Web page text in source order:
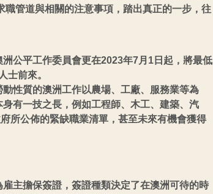
管道與相關的注意事項，踏出真正的一步，往
公平工作委員會更在2023年7月1日起，將最低
士前來。
性質的澳洲工作以農場、工廠、服務業等為
有一技之長，例如工程師、木工、建築、汽
所公佈的緊缺職業清單，甚至未來有機會獲得
主擔保簽證，簽證種類決定了在澳洲可待的時